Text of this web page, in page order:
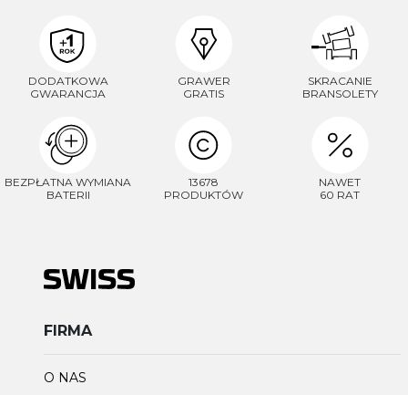
DODATKOWA
GWARANCJA
GRAWER
GRATIS
SKRACANIE
BRANSOLETY
BEZPŁATNA WYMIANA
BATERII
13678
PRODUKTÓW
NAWET
60 RAT
FIRMA
O NAS